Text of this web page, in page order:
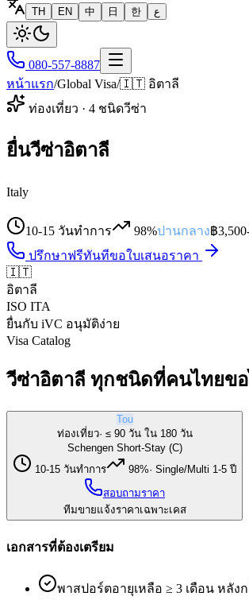
TH
EN 中 日 한 ع
080-557-8887
หน้าแรก/Global Visa/🇮🇹 อิตาลี
ท่องเที่ยว · 4 ชนิดวีซ่า
ยื่นวีซ่าอิตาลี
Italy
10-15 วันทำการ 98%ปานกลาง฿3,500
ปรึกษาฟรีทันทีขอใบเสนอราคา
🇮🇹
อิตาลี
ISO ITA
ยื่นกับ iVC อนุมัติง่าย
Visa Catalog
วีซ่าอิตาลี ทุกชนิดที่คนไทยข
Tou
ท่องเที่ยว· ≤ 90 วัน ใน 180 วัน
Schengen Short-Stay (C)
10-15 วันทำการ
98%· Single/Multi 1-5 ปี
สอบถามราคา
ทีมขายแจ้งราคาเฉพาะเคส
เอกสารที่ต้องเตรียม
พาสปอร์ตอายุเหลือ ≥ 3 เดือน หลัง